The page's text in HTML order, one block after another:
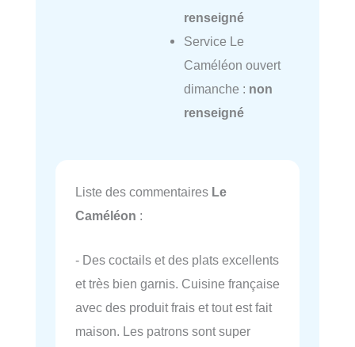
renseigné
Service Le
Caméléon ouvert
dimanche : non
renseigné
Liste des commentaires Le
Caméléon :
- Des coctails et des plats excellents
et très bien garnis. Cuisine française
avec des produit frais et tout est fait
maison. Les patrons sont super